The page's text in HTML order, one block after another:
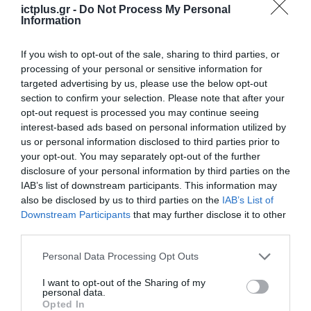
ictplus.gr - Do Not Process My Personal
Information
If you wish to opt-out of the sale, sharing to third parties, or
processing of your personal or sensitive information for
targeted advertising by us, please use the below opt-out
section to confirm your selection. Please note that after your
opt-out request is processed you may continue seeing
interest-based ads based on personal information utilized by
us or personal information disclosed to third parties prior to
your opt-out. You may separately opt-out of the further
disclosure of your personal information by third parties on the
IAB’s list of downstream participants. This information may
also be disclosed by us to third parties on the IAB’s List of
Downstream Participants that may further disclose it to other
Please note that this website/app uses one or more Google
not limited to your visit or usage behaviour. You may click to
grant or deny consent to Google and its third-party tags to
Personal Data Processing Opt Outs
I want to opt-out of the Sharing of my
personal data.
Opted In
νέα τεχνολογία, είναι
μια νέα βιομηχανική
31.07.2026
Νέος οδηγός του ΕΚΤ
για τη χρηματοδότηση
των ελληνικών
επιχειρήσεων στον
χώρο της άμυνας
31.07.2026
Η πιο ταξιδιάρικη
βαλίτσα του φετινού
καλοκαιριού έχει την
υπογραφή της Xiaomi
31.07.2026
ΟΛΗ Η ΡΟΗ ΕΙΔΗΣΕΩΝ